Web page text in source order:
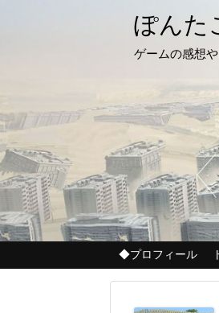
ぽんた
ゲームの感想
◆プロフィール